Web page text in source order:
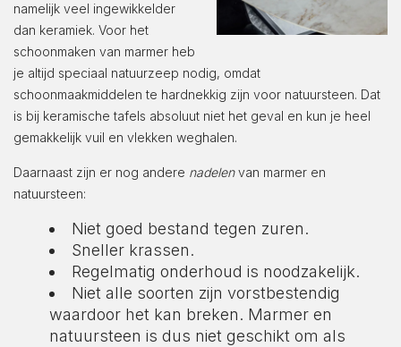
namelijk veel ingewikkelder
dan keramiek. Voor het
schoonmaken van marmer heb
je altijd speciaal natuurzeep nodig, omdat
schoonmaakmiddelen te hardnekkig zijn voor natuursteen. Dat
is bij keramische tafels absoluut niet het geval en kun je heel
gemakkelijk vuil en vlekken weghalen.
Daarnaast zijn er nog andere nadelenvan marmer en
natuursteen:
Niet goed bestand tegen zuren.
Sneller krassen.
Regelmatig onderhoud is noodzakelijk.
Niet alle soorten zijn vorstbestendig
waardoor het kan breken. Marmer en
natuursteen is dus niet geschikt om als